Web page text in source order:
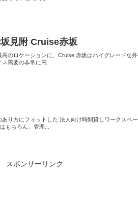
見附 Cruise赤坂
のロケーションに、Cruise 赤坂はハイグレードな
需要の非常に高...
り方にフィットした 法人向け時間貸しワークスペ
もちろん、管理...
スポンサーリンク